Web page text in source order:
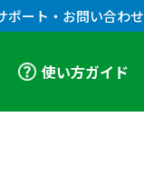
ポート・お問い合わせ
使い方ガイド